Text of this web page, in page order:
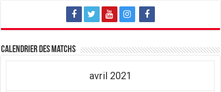
Calendrier des matchs
avril 2021